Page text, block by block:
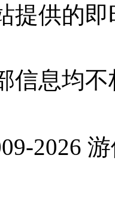
提供的
信息均
2026